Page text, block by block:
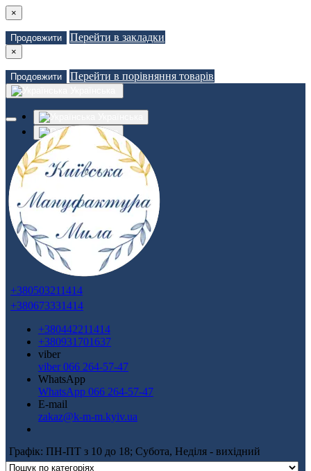
×
Продовжити Перейти в закладки
×
Продовжити Перейти в порівняння товарів
Russian
Закладки (0)
Порівняння товарів (0)
Зв'язатися з нами
Авторизація
Реєстрація
+380503211414
+380673331414
+380442211414
+380931701637
viber
viber 066 264-57-47
WhatsApp
WhatsApp 066 264-57-47
E-mail
zakaz@k-m-m.kyiv.ua
Графік: ПН-ПТ з 10 до 18; Субота, Неділя - вихідний